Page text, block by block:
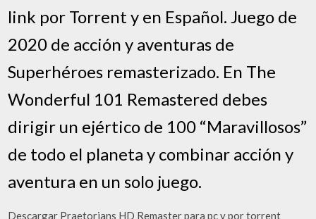
link por Torrent y en Español. Juego de
2020 de acción y aventuras de
Superhéroes remasterizado. En The
Wonderful 101 Remastered debes
dirigir un ejértico de 100 “Maravillosos”
de todo el planeta y combinar acción y
aventura en un solo juego.
Descargar Praetorians HD Remaster para pc y por torrent